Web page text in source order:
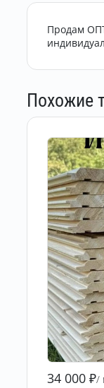
Продам
Похожие
34 000 ₽/